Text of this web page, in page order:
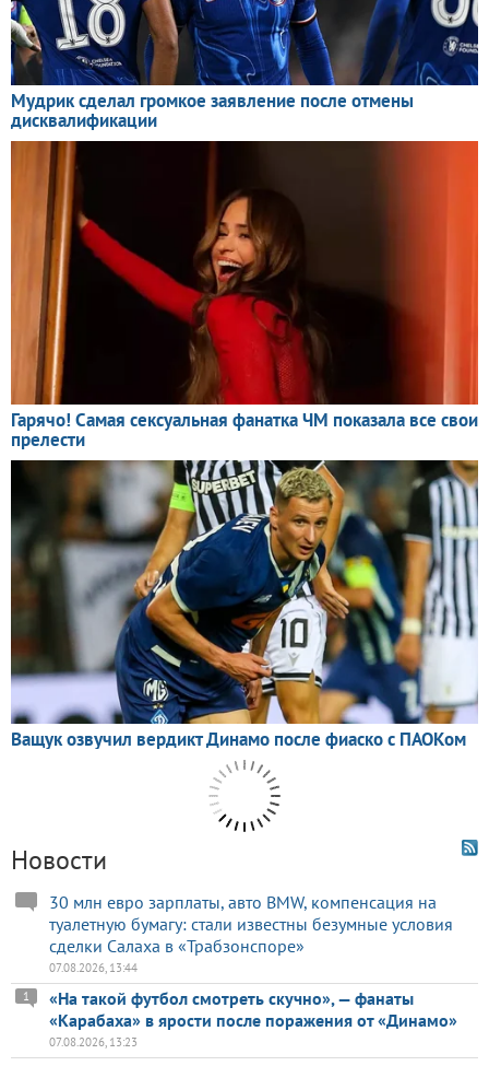
Новости
30 млн евро зарплаты, авто BMW, компенсация на
туалетную бумагу: стали известны безумные условия
сделки Салаха в «Трабзонспоре»
07.08.2026, 13:44
«На такой футбол смотреть скучно», — фанаты
«Карабаха» в ярости после поражения от «Динамо»
1
07.08.2026, 13:23